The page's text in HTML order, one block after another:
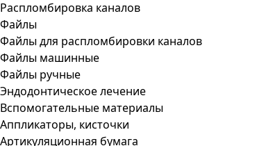
Распломбировка каналов
Файлы
Файлы для распломбировки каналов
Файлы машинные
Файлы ручные
Эндодонтическое лечение
Вспомогательные материалы
Аппликаторы, кисточки
Артикуляционная бумага